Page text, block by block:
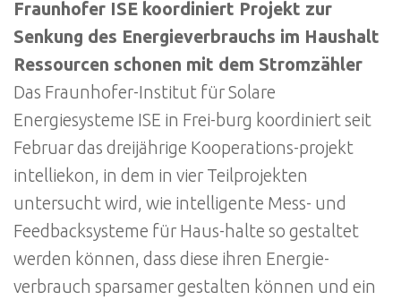
Fraunhofer ISE koordiniert Projekt zur
Senkung des Energieverbrauchs im Haushalt
Ressourcen schonen mit dem Stromzähler
Das Fraunhofer-Institut für Solare
Energiesysteme ISE in Frei-burg koordiniert seit
Februar das dreijährige Kooperations-projekt
intelliekon, in dem in vier Teilprojekten
untersucht wird, wie intelligente Mess- und
Feedbacksysteme für Haus-halte so gestaltet
werden können, dass diese ihren Energie-
verbrauch sparsamer gestalten können und ein